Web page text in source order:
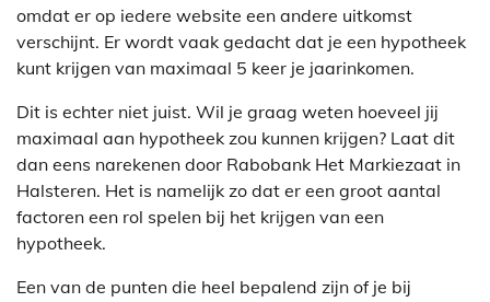
omdat er op iedere website een andere uitkomst
verschijnt. Er wordt vaak gedacht dat je een hypotheek
kunt krijgen van maximaal 5 keer je jaarinkomen.
Dit is echter niet juist. Wil je graag weten hoeveel jij
maximaal aan hypotheek zou kunnen krijgen? Laat dit
dan eens narekenen door Rabobank Het Markiezaat in
Halsteren. Het is namelijk zo dat er een groot aantal
factoren een rol spelen bij het krijgen van een
hypotheek.
Een van de punten die heel bepalend zijn of je bij